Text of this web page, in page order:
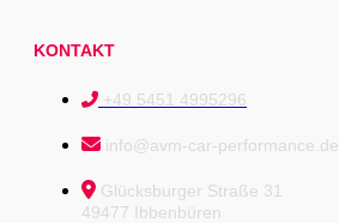
KONTAKT
+49 5451 4995296
info@avm-car-performance.de
Glücksburger Straße 31
49477 Ibbenbüren